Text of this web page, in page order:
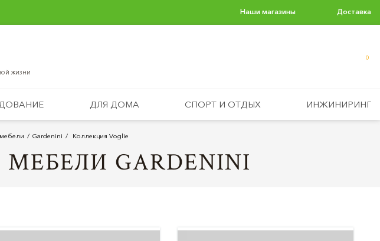
Наши магазины Доставка
ЖИЗНИ
0
ДЛЯ ДОМА СПОРТ И ОТДЫХ ИНЖИНИРИНГ
Gardenini Коллекция Voglie
GARDENINI